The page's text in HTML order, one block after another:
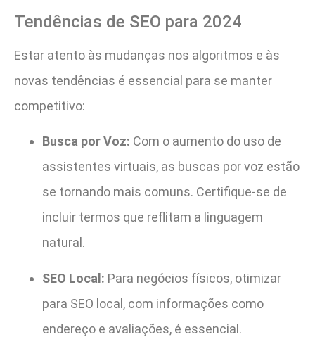
Tendências de SEO para 2024
Estar atento às mudanças nos algoritmos e às
novas tendências é essencial para se manter
competitivo:
Busca por Voz: Com o aumento do uso de
assistentes virtuais, as buscas por voz estão
se tornando mais comuns. Certifique-se de
incluir termos que reflitam a linguagem
natural.
SEO Local: Para negócios físicos, otimizar
para SEO local, com informações como
endereço e avaliações, é essencial.